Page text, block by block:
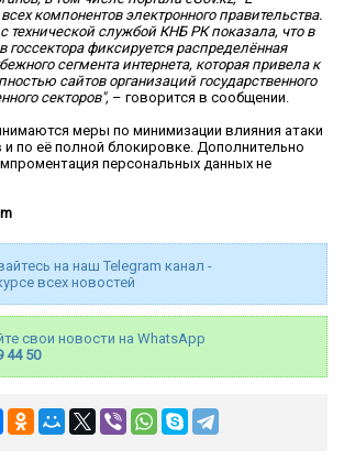
компонентов электронного правительства.
технической службой КНБ РК показала, что в
госсектора фиксируется распределённая
сегмента интернета, которая привела к
сайтов организаций государственного
секторов", – говорится в сообщении.
меры по минимизации влияния атаки
и по её полной блокировке. Дополнительно
персональных данных не
на наш Telegram канал -
всех новостей
свои новости на WhatsApp
44 50